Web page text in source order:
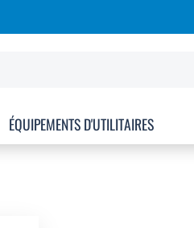
ÉQUIPEMENTS D'UTILITAIRES